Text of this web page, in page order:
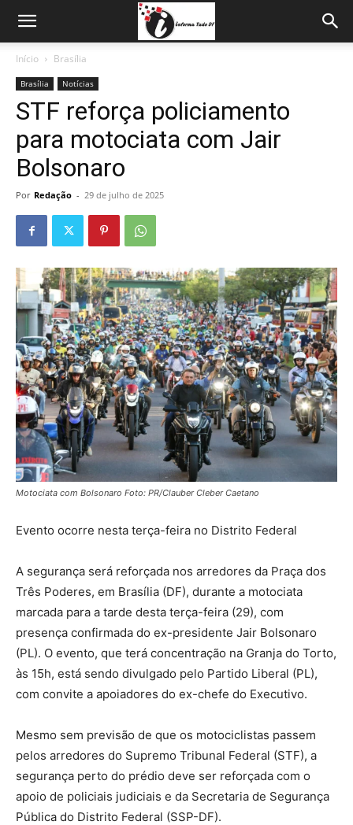
Início Brasília
Brasília Notícias
STF reforça policiamento
para motociata com Jair
Bolsonaro
Por Redação - 29 de julho de 2025
Motociata com Bolsonaro Foto: PR/Clauber Cleber Caetano
Evento ocorre nesta terça-feira no Distrito Federal
A segurança será reforçada nos arredores da Praça dos
Três Poderes, em Brasília (DF), durante a motociata
marcada para a tarde desta terça-feira (29), com
presença confirmada do ex-presidente Jair Bolsonaro
(PL). O evento, que terá concentração na Granja do Torto,
às 15h, está sendo divulgado pelo Partido Liberal (PL),
com convite a apoiadores do ex-chefe do Executivo.
Mesmo sem previsão de que os motociclistas passem
pelos arredores do Supremo Tribunal Federal (STF), a
segurança perto do prédio deve ser reforçada com o
apoio de policiais judiciais e da Secretaria de Segurança
Pública do Distrito Federal (SSP-DF).